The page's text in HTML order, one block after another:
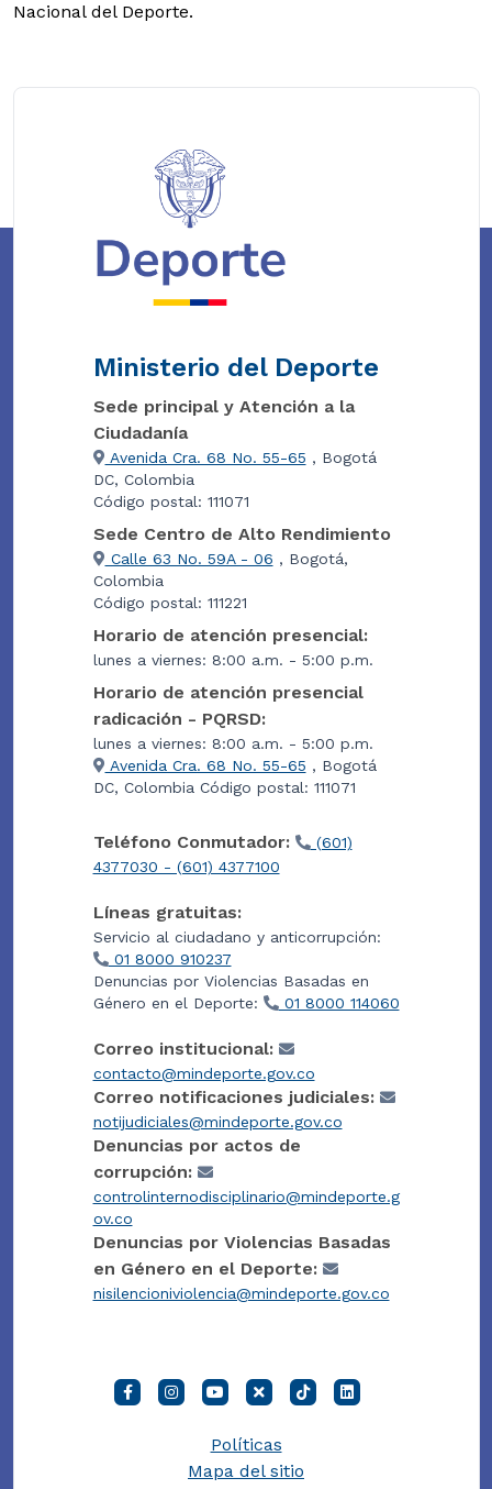
Nacional del Deporte.
Ministerio del Deporte
Sede principal y Atención a la
Ciudadanía
Avenida Cra. 68 No. 55-65 , Bogotá
DC, Colombia
Código postal: 111071
Sede Centro de Alto Rendimiento
Calle 63 No. 59A - 06 , Bogotá,
Colombia
Código postal: 111221
Horario de atención presencial:
lunes a viernes: 8:00 a.m. - 5:00 p.m.
Horario de atención presencial
radicación - PQRSD:
lunes a viernes: 8:00 a.m. - 5:00 p.m.
Avenida Cra. 68 No. 55-65 , Bogotá
DC, Colombia Código postal: 111071
Teléfono Conmutador:
(601)
4377030 - (601) 4377100
Líneas gratuitas:
Servicio al ciudadano y anticorrupción:
01 8000 910237
Denuncias por Violencias Basadas en
Género en el Deporte:
01 8000 114060
Correo institucional:
contacto@mindeporte.gov.co
Correo notificaciones judiciales:
notijudiciales@mindeporte.gov.co
Denuncias por actos de
corrupción:
controlinternodisciplinario@mindeporte.g
ov.co
Denuncias por Violencias Basadas
en Género en el Deporte:
nisilencioniviolencia@mindeporte.gov.co
Políticas
Mapa del sitio